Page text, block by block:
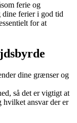
ferie og
ferier i god tid
for at
dine grænser og
så det er vigtigt at
hvilket ansvar der er